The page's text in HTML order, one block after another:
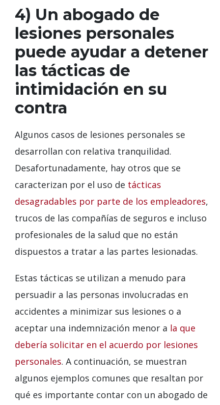
4) Un abogado de
lesiones personales
puede ayudar a detener
las tácticas de
intimidación en su
contra
Algunos casos de lesiones personales se
desarrollan con relativa tranquilidad.
Desafortunadamente, hay otros que se
caracterizan por el uso de tácticas
desagradables por parte de los empleadores,
trucos de las compañías de seguros e incluso
profesionales de la salud que no están
dispuestos a tratar a las partes lesionadas.
Estas tácticas se utilizan a menudo para
persuadir a las personas involucradas en
accidentes a minimizar sus lesiones o a
aceptar una indemnización menor a la que
debería solicitar en el acuerdo por lesiones
personales. A continuación, se muestran
algunos ejemplos comunes que resaltan por
qué es importante contar con un abogado de